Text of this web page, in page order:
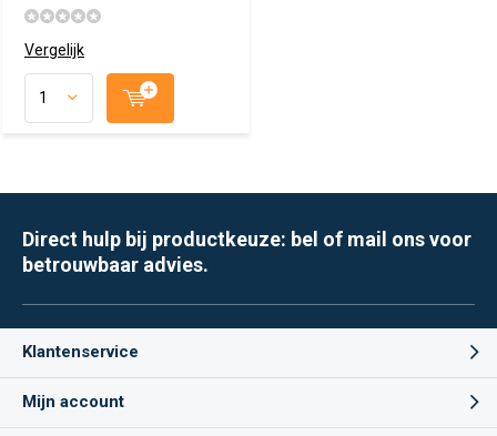
Vergelijk
Direct hulp bij productkeuze: bel of mail ons voor
betrouwbaar advies.
Klantenservice
Mijn account